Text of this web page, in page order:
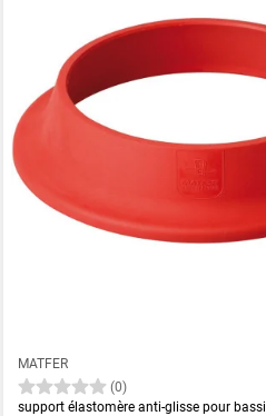
MATFER
(0)
support élastomère anti-glisse pour